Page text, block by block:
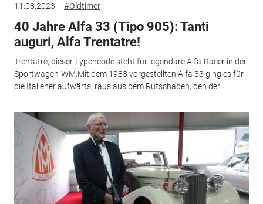
11.08.2023 #Oldtimer
40 Jahre Alfa 33 (Tipo 905): Tanti
auguri, Alfa Trentatre!
Trentatre, dieser Typencode steht für legendäre Alfa-Racer in der
Sportwagen-WM.Mit dem 1983 vorgestellten Alfa 33 ging es für
die Italiener aufwärts, raus aus dem Rufschaden, den der...